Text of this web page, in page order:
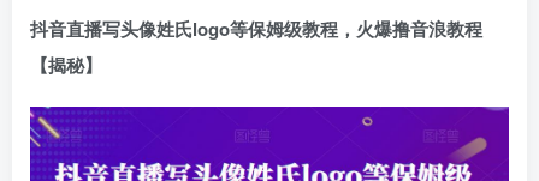
抖音直播写头像姓氏logo等保姆级教程，火爆撸音浪教程
【揭秘】